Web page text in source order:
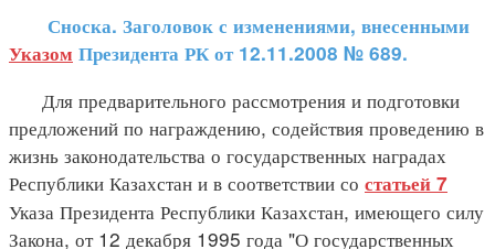
Сноска. Заголовок с изменениями, внесенными
Указом Президента РК от 12.11.2008 № 689.
Для предварительного рассмотрения и подготовки
предложений по награждению, содействия проведению в
жизнь законодательства о государственных наградах
Республики Казахстан и в соответствии со статьей 7
Указа Президента Республики Казахстан, имеющего силу
Закона, от 12 декабря 1995 года "О государственных